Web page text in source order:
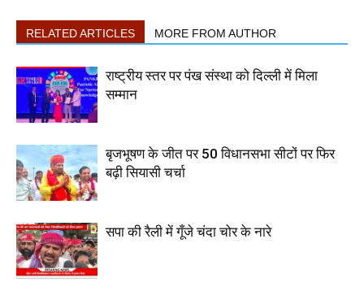
RELATED ARTICLES MORE FROM AUTHOR
राष्ट्रीय स्तर पर पंख संस्था को दिल्ली में मिला
सम्मान
बृजभूषण के जीत पर 50 विधानसभा सीटों पर फिर
बढ़ी सियासी चर्चा
सपा की रैली में गूँजे चंदा चोर के नारे